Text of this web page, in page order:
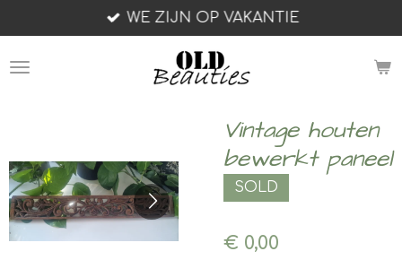
direct
naar
WE ZIJN OP VAKANTIE
Vintage houten
bewerkt paneel
SOLD
€ 0,00